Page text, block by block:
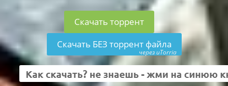
Скачать торрент
Скачать БЕЗ торрент файла
через uTorria